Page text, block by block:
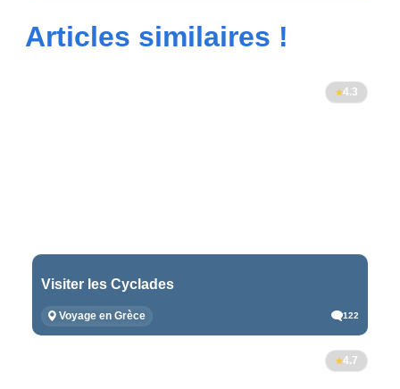
Articles similaires !
4.3
Visiter les Cyclades
Voyage en Grèce 122
4.7